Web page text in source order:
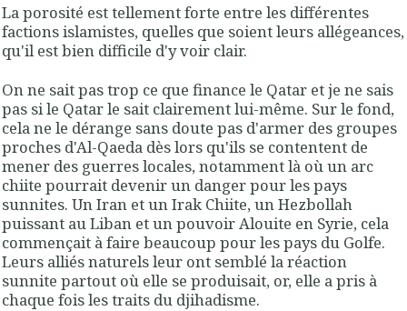
La porosité est tellement forte entre les différentes
factions islamistes, quelles que soient leurs allégeances,
qu'il est bien difficile d'y voir clair.
On ne sait pas trop ce que finance le Qatar et je ne sais
pas si le Qatar le sait clairement lui-même. Sur le fond,
cela ne le dérange sans doute pas d'armer des groupes
proches d'Al-Qaeda dès lors qu'ils se contentent de
mener des guerres locales, notamment là où un arc
chiite pourrait devenir un danger pour les pays
sunnites. Un Iran et un Irak Chiite, un Hezbollah
puissant au Liban et un pouvoir Alouite en Syrie, cela
commençait à faire beaucoup pour les pays du Golfe.
Leurs alliés naturels leur ont semblé la réaction
sunnite partout où elle se produisait, or, elle a pris à
chaque fois les traits du djihadisme.